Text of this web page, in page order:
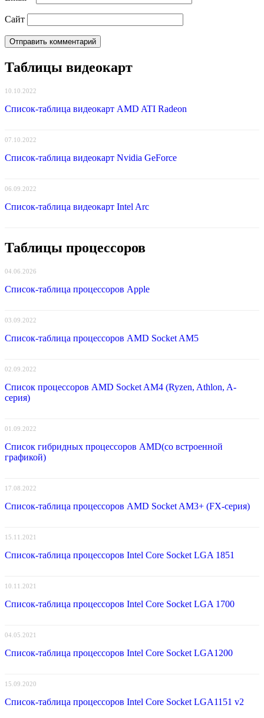
Сайт
Таблицы видеокарт
10.10.2022
Список-таблица видеокарт AMD ATI Radeon
07.10.2022
Список-таблица видеокарт Nvidia GeForce
06.09.2022
Список-таблица видеокарт Intel Arc
Таблицы процессоров
04.06.2026
Список-таблица процессоров Apple
03.09.2022
Список-таблица процессоров AMD Socket AM5
02.09.2022
Список процессоров AMD Socket AM4 (Ryzen, Athlon, A-
серия)
01.09.2022
Список гибридных процессоров AMD(со встроенной
графикой)
17.08.2022
Список-таблица процессоров AMD Socket AM3+ (FX-серия)
15.11.2021
Список-таблица процессоров Intel Core Socket LGA 1851
10.11.2021
Список-таблица процессоров Intel Core Socket LGA 1700
04.05.2021
Список-таблица процессоров Intel Core Socket LGA1200
15.09.2020
Список-таблица процессоров Intel Core Socket LGA1151 v2